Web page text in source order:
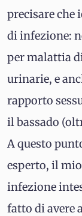
precisare che
di infezione:
per malattia
urinarie, e
rapporto
il bassado
A questo
esperto, il
infezione
fatto di avere